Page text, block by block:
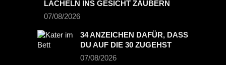
LÄCHELN INS GESICHT ZAUBERN
07/08/2026
34 ANZEICHEN DAFÜR, DASS
DU AUF DIE 30 ZUGEHST
07/08/2026